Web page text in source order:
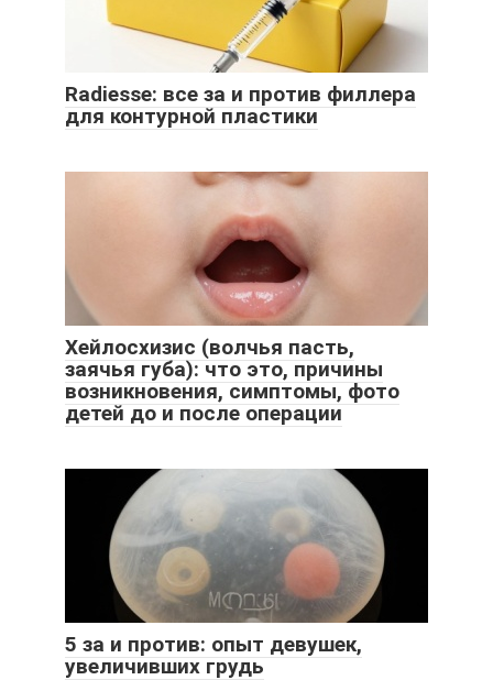
Radiesse: все за и против филлера
для контурной пластики
Хейлосхизис (волчья пасть,
заячья губа): что это, причины
возникновения, симптомы, фото
детей до и после операции
5 за и против: опыт девушек,
увеличивших грудь